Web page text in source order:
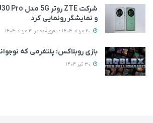
و نمایشگر رونمایی کرد
بازی روبلاکس؛ پلتفرمی که